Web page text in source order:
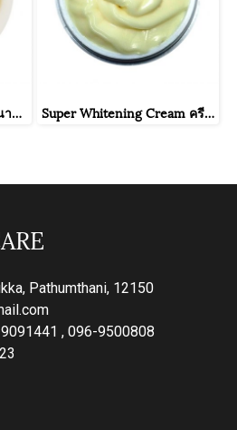
Nano White Cream ครีมนาโนไวท์ Super Whitening Cream ครีมชุปเปอร์ไวท์ขาวเร่งด่วน
Pathumthani, 12150
, 096-9500808